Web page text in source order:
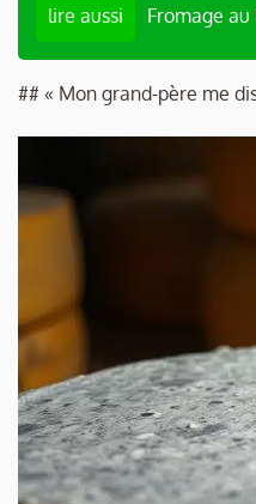
lire aussi Fromage
## « Mon grand-père me